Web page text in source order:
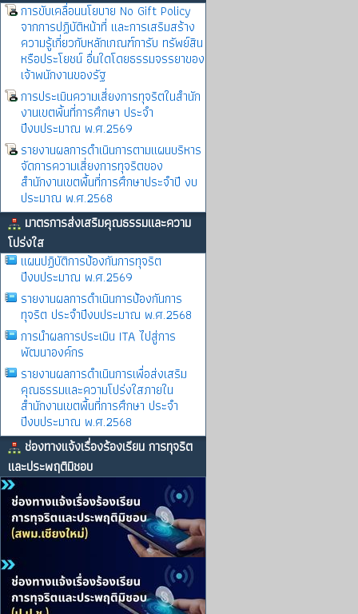
การขับเคลื่อนนโยบาย No Gift Policy
จากการปฏิบัติหน้าที่ และการเสริมสร้าง
ความรู้เกี่ยวกับหลักเกณฑ์การับ ทรัพย์สิน
หรือประโยชน์ อื่นใดโดยธรรมจรรยาของ
เจ้าพนักงานของรัฐ
การประเมินความเสี่ยงการทุจริตในสำนัก
งานเขตพิ้นที่การศึกษา ประจำ
ปีงบประมาณ พ.ศ.2569
รายงานผลการดำเนินการตามแผนบริหาร
จัดการความเสี่ยงการทุจริตของ
สำนักงานเขตพื้นที่การศึกษาประจำปี งบ
ประมาณ พ.ศ.2568
มาตรการส่งเสริมคุณธรรมและความ
โปร่งใส
แผนปฏิบัติการป้องกันการทุจริต
ปีงบประมาณ พ.ศ.2569
รายงานผลการดําเนินการป้องกันการ
ทุจริต ประจําปีงบประมาณ พ.ศ.2568
การนำผลการประเมิน ITA ไปสู่การ
พัฒนาองค์กร
รายงานผลการดําเนินการเพื่อส่งเสริม
คุณธรรมและความโปร่งใสภายใน
สำนักงานเขตพื้นที่การศึกษา ประจำ
ปีงบประมาณ พ.ศ.2568
ช่องทางแจ้งเรื่องร้องเรียน การทุจริต
และประพฤติมิชอบ